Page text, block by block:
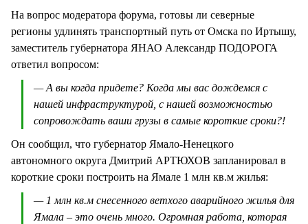
На вопрос модератора форума, готовы ли северные
регионы удлинять транспортный путь от Омска по Иртышу,
заместитель губернатора ЯНАО Александр ПОДОРОГА
ответил вопросом:
— А вы когда придете? Когда мы вас дождемся с
нашей инфраструктурой, с нашей возможностью
сопровождать ваши грузы в самые короткие сроки?!
Он сообщил, что губернатор Ямало-Ненецкого
автономного округа Дмитрий АРТЮХОВ запланировал в
короткие сроки построить на Ямале 1 млн кв.м жилья:
— 1 млн кв.м снесенного ветхого аварийного жилья для
Ямала – это очень много. Огромная работа, которая